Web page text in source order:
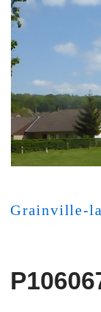
Aller
au
contenu
Grainville-